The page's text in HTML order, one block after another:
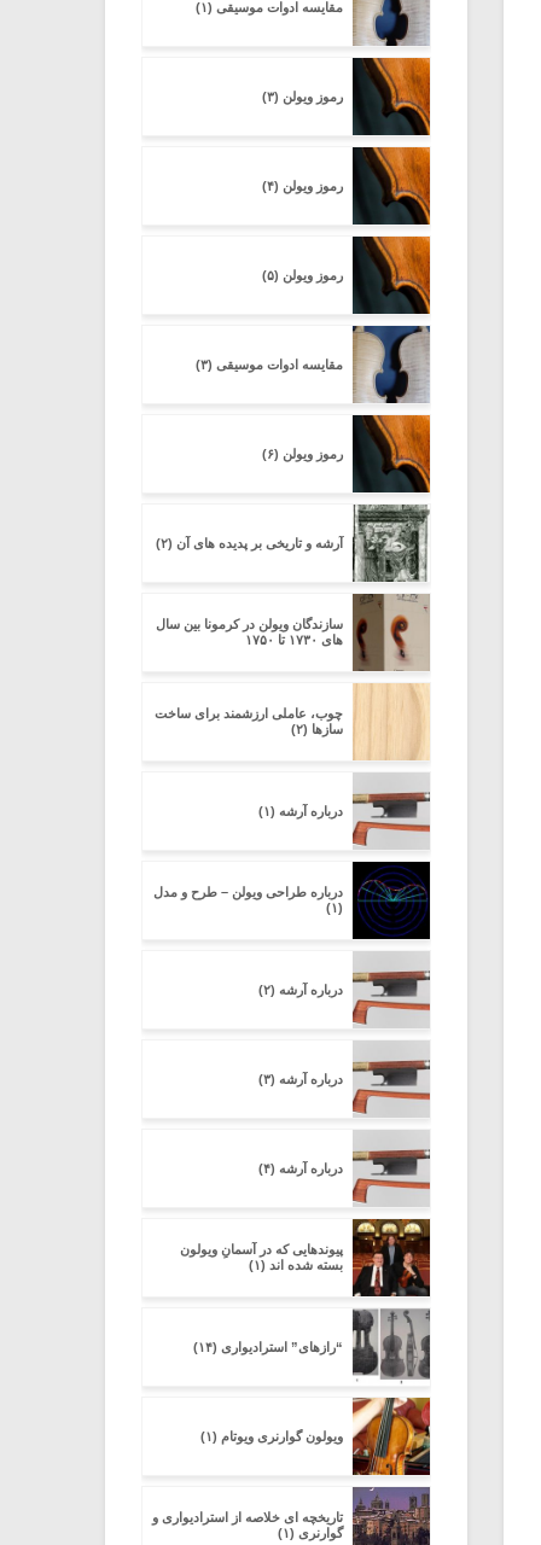
مقایسه ادوات موسیقی (۱)
رموز ویولن (۳)
رموز ویولن (۴)
رموز ویولن (۵)
مقایسه ادوات موسیقی (۳)
رموز ویولن (۶)
آرشه و تاریخی بر پدیده های آن (۲)
سازندگان ویولن در کرمونا بین سال
های ۱۷۳۰ تا ۱۷۵۰
چوب، عاملی ارزشمند برای ساخت
سازها (۲)
درباره آرشه (۱)
درباره طراحی ویولن – طرح و مدل
(۱)
درباره آرشه (۲)
درباره آرشه (۳)
درباره آرشه (۴)
پیوندهایی که در آسمانِ ویولون
بسته شده اند (۱)
“رازهای” استرادیواری (۱۴)
ویولون گوارنری ویوتام (۱)
تاریخچه ای خلاصه از استرادیواری و
گوارنری (۱)